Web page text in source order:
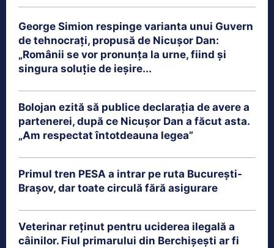
George Simion respinge varianta unui Guvern
de tehnocrați, propusă de Nicușor Dan:
„Românii se vor pronunța la urne, fiind și
singura soluție de ieșire...
Bolojan ezită să publice declarația de avere a
partenerei, după ce Nicușor Dan a făcut asta.
„Am respectat întotdeauna legea”
Primul tren PESA a intrar pe ruta București-
Brașov, dar toate circulă fără asigurare
Veterinar reținut pentru uciderea ilegală a
câinilor. Fiul primarului din Berchișești ar fi